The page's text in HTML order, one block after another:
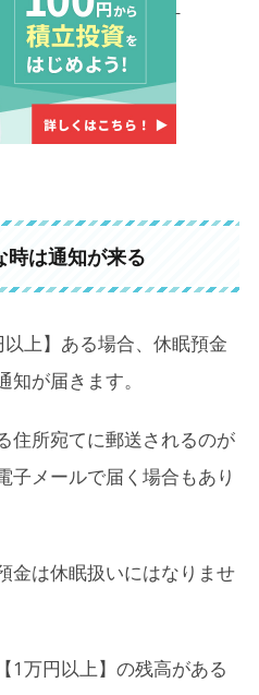
時は通知が来る
上】ある場合、休眠預金
が届きます。
住所宛てに郵送されるのが
子メールで届く場合もあり
金は休眠扱いにはなりませ
1万円以上】の残高がある